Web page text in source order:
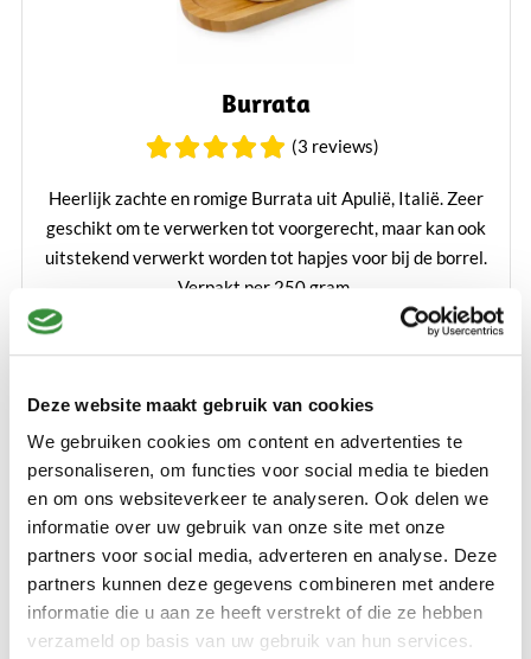
Deze website maakt gebruik van cookies
We gebruiken cookies om content en advertenties te
personaliseren, om functies voor social media te bieden
en om ons websiteverkeer te analyseren. Ook delen we
informatie over uw gebruik van onze site met onze
partners voor social media, adverteren en analyse. Deze
partners kunnen deze gegevens combineren met andere
informatie die u aan ze heeft verstrekt of die ze hebben
verzameld op basis van uw gebruik van hun services.
Burrata
(3 reviews)
Heerlijk zachte en romige Burrata uit Apulië, Italië. Zeer
geschikt om te verwerken tot voorgerecht, maar kan ook
uitstekend verwerkt worden tot hapjes voor bij de borrel.
Verpakt per 250 gram.